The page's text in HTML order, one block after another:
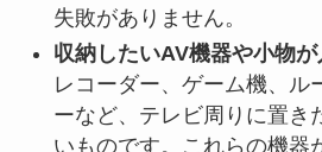
失敗がありません。
収納したいAV機器や小物
レコーダー、ゲーム機、ル
ーなど、テレビ周りに置き
いものです。これらの機器